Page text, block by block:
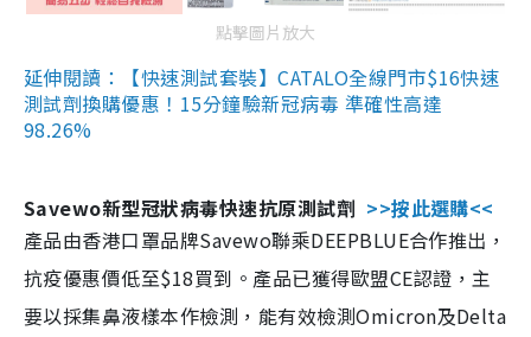
點擊圖片放大
延伸閱讀：【快速測試套裝】CATALO全線門市$16快速
測試劑換購優惠！15分鐘驗新冠病毒 準確性高達
98.26%
Savewo新型冠狀病毒快速抗原測試劑 >>按此選購<<
產品由香港口罩品牌Savewo聯乘DEEPBLUE合作推出，
抗疫優惠價低至$18買到。產品已獲得歐盟CE認證，主
要以採集鼻液樣本作檢測，能有效檢測Omicron及Delta